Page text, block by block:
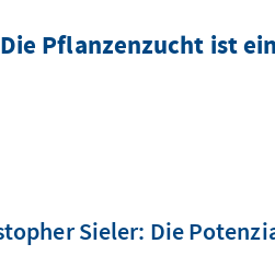
Pflanzenzucht ist
Sieler: Die